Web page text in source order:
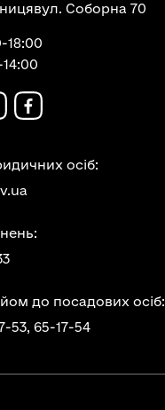
вул. Соборна 70
18:00
14:00
осіб:
до посадових осіб:
53, 65-17-54